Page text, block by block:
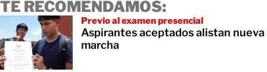
TE RECOMENDAMOS:
Previo al examen presencial
Aspirantes aceptados alistan nueva
marcha